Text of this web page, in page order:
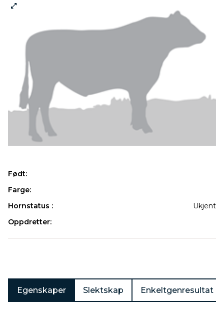
Født:
Farge:
Hornstatus :
Ukjent
Oppdretter:
Egenskaper Slektskap Enkeltgenresultat